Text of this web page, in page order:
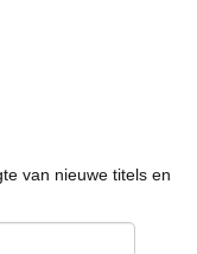
van nieuwe titels en